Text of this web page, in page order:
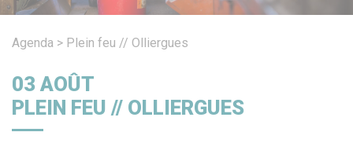
Agenda > Plein feu // Olliergues
03 AOÛT
PLEIN FEU // OLLIERGUES